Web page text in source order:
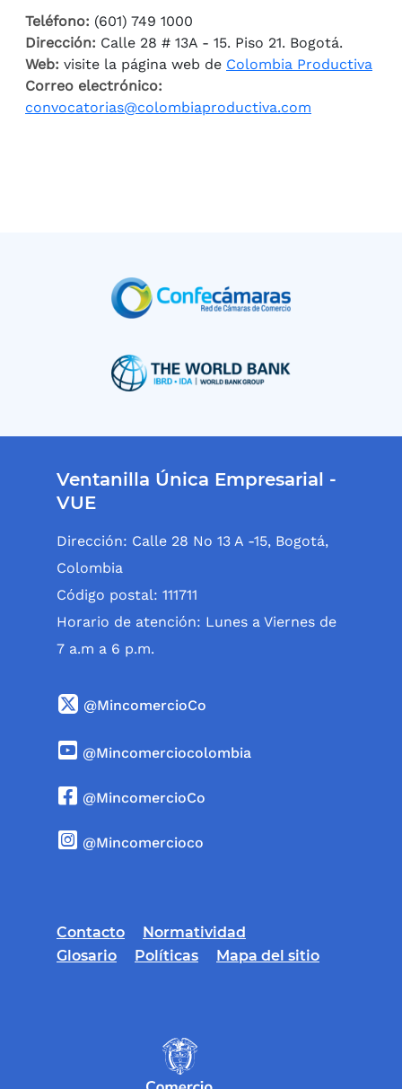
Teléfono: (601) 749 1000
Dirección: Calle 28 # 13A - 15. Piso 21. Bogotá.
Web: visite la página web de Colombia Productiva
Correo electrónico:
convocatorias@colombiaproductiva.com
Ventanilla Única Empresarial -
VUE
Dirección: Calle 28 No 13 A -15, Bogotá,
Colombia
Código postal: 111711
Horario de atención: Lunes a Viernes de
7 a.m a 6 p.m.
@MincomercioCo
@Mincomerciocolombia
@MincomercioCo
@Mincomercioco
Contacto
Normatividad
Glosario
Políticas Mapa del sitio